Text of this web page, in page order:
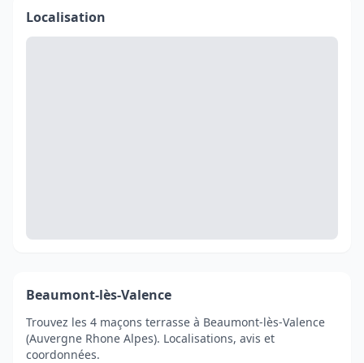
Localisation
Beaumont-lès-Valence
Trouvez les 4 maçons terrasse à Beaumont-lès-Valence
(Auvergne Rhone Alpes). Localisations, avis et
coordonnées.